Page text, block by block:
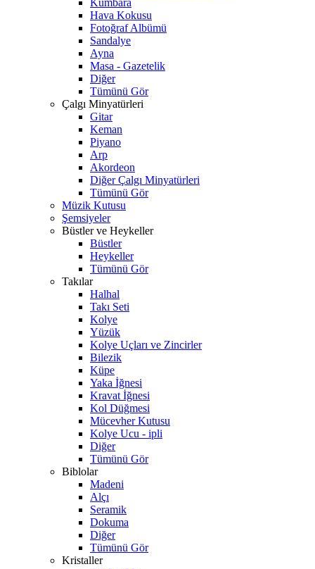
Kumbara
Hava Kokusu
Fotoğraf Albümü
Sandalye
Ayna
Masa - Gazetelik
Diğer
Tümünü Gör
Çalgı Minyatürleri
Gitar
Keman
Piyano
Arp
Akordeon
Diğer Çalgı Minyatürleri
Tümünü Gör
Müzik Kutusu
Şemsiyeler
Büstler ve Heykeller
Büstler
Heykeller
Tümünü Gör
Takılar
Halhal
Takı Seti
Kolye
Yüzük
Kolye Uçları ve Zincirler
Bilezik
Küpe
Yaka İğnesi
Kravat İğnesi
Kol Düğmesi
Mücevher Kutusu
Kolye Ucu - ipli
Diğer
Tümünü Gör
Biblolar
Madeni
Alçı
Seramik
Dokuma
Diğer
Tümünü Gör
Kristaller